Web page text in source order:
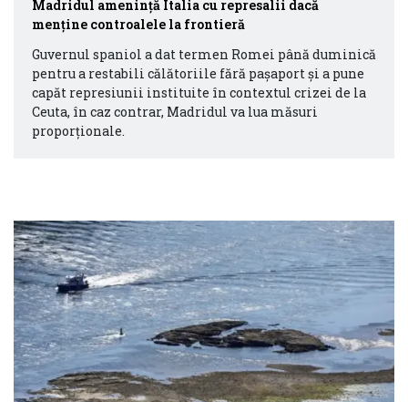
Madridul amenință Italia cu represalii dacă
menține controalele la frontieră
Guvernul spaniol a dat termen Romei până duminică
pentru a restabili călătoriile fără pașaport și a pune
capăt represiunii instituite în contextul crizei de la
Ceuta, în caz contrar, Madridul va lua măsuri
proporționale.